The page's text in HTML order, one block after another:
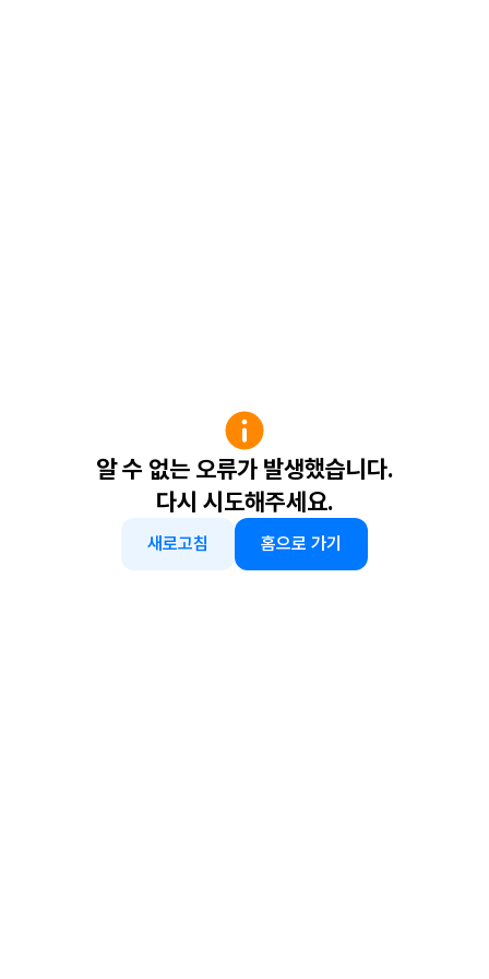
알 수 없는 오류가 발생했습니다.
다시 시도해주세요.
새로고침 홈으로 가기